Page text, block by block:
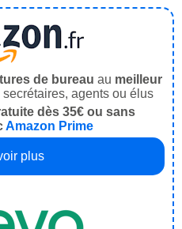
de bureau au meilleur
secrétaires, agents ou élus
dès 35€ ou sans
Amazon Prime
plus